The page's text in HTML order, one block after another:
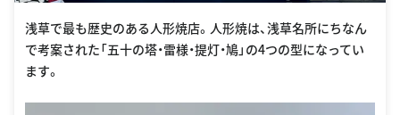
浅草で最も歴史のある人形焼店。人形焼は、浅草名所にちなん
で考案された「五十の塔・雷様・提灯・鳩」の4つの型になってい
ます。